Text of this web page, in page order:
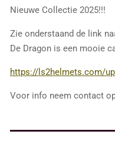
Nieuwe Collectie 2025!!!
Zie onderstaand de link
De Dragon is een mooie
https://ls2helmets.com/
Voor info neem contact